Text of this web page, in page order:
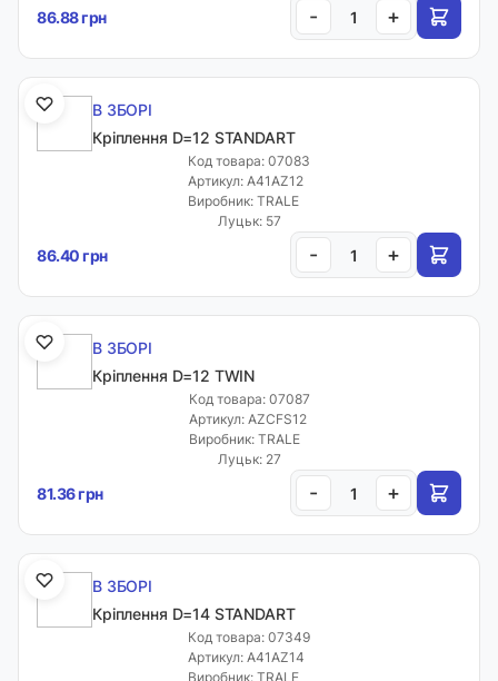
86.88 грн - +
В ЗБОРІ
Кріплення D=12 STANDART
Код товара: 07083
Артикул: A41AZ12
Виробник: TRALE
Луцьк: 57
86.40 грн - +
В ЗБОРІ
Кріплення D=12 TWIN
Код товара: 07087
Артикул: AZCFS12
Виробник: TRALE
Луцьк: 27
81.36 грн - +
В ЗБОРІ
Кріплення D=14 STANDART
Код товара: 07349
Артикул: A41AZ14
Виробник: TRALE